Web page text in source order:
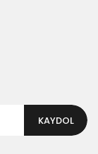
KAYDOL